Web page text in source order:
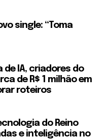
single: “Toma
IA, criadores do
de R$ 1 milhão em
roteiros
do Reino
e inteligência no